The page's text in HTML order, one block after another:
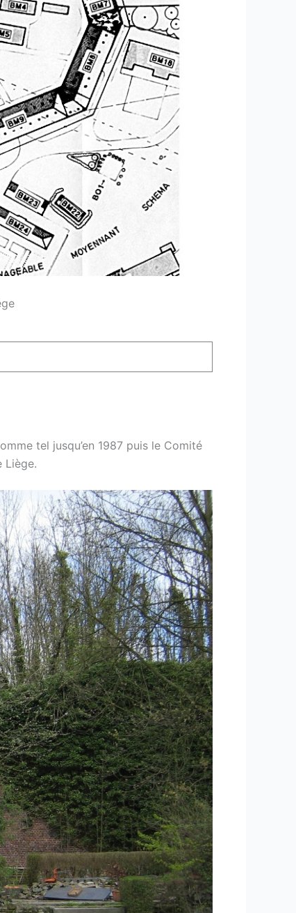
tel jusqu’en 1987 puis le Comité
Liège.